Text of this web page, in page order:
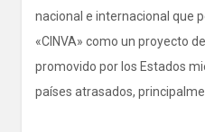
nacional e internacional que
«CINVA» como un proyecto
promovido por los Estados
países atrasados,